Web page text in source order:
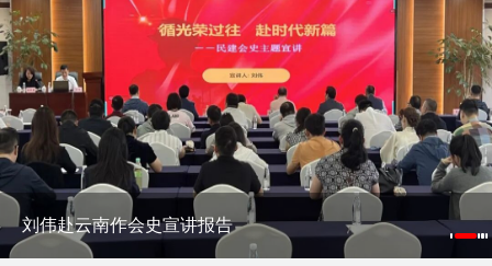
刘伟率课题组赴宁夏调研地方组织会员发展
渝滇民建书画院在昆明举办交流笔会
刘伟赴云南作会史宣讲报告